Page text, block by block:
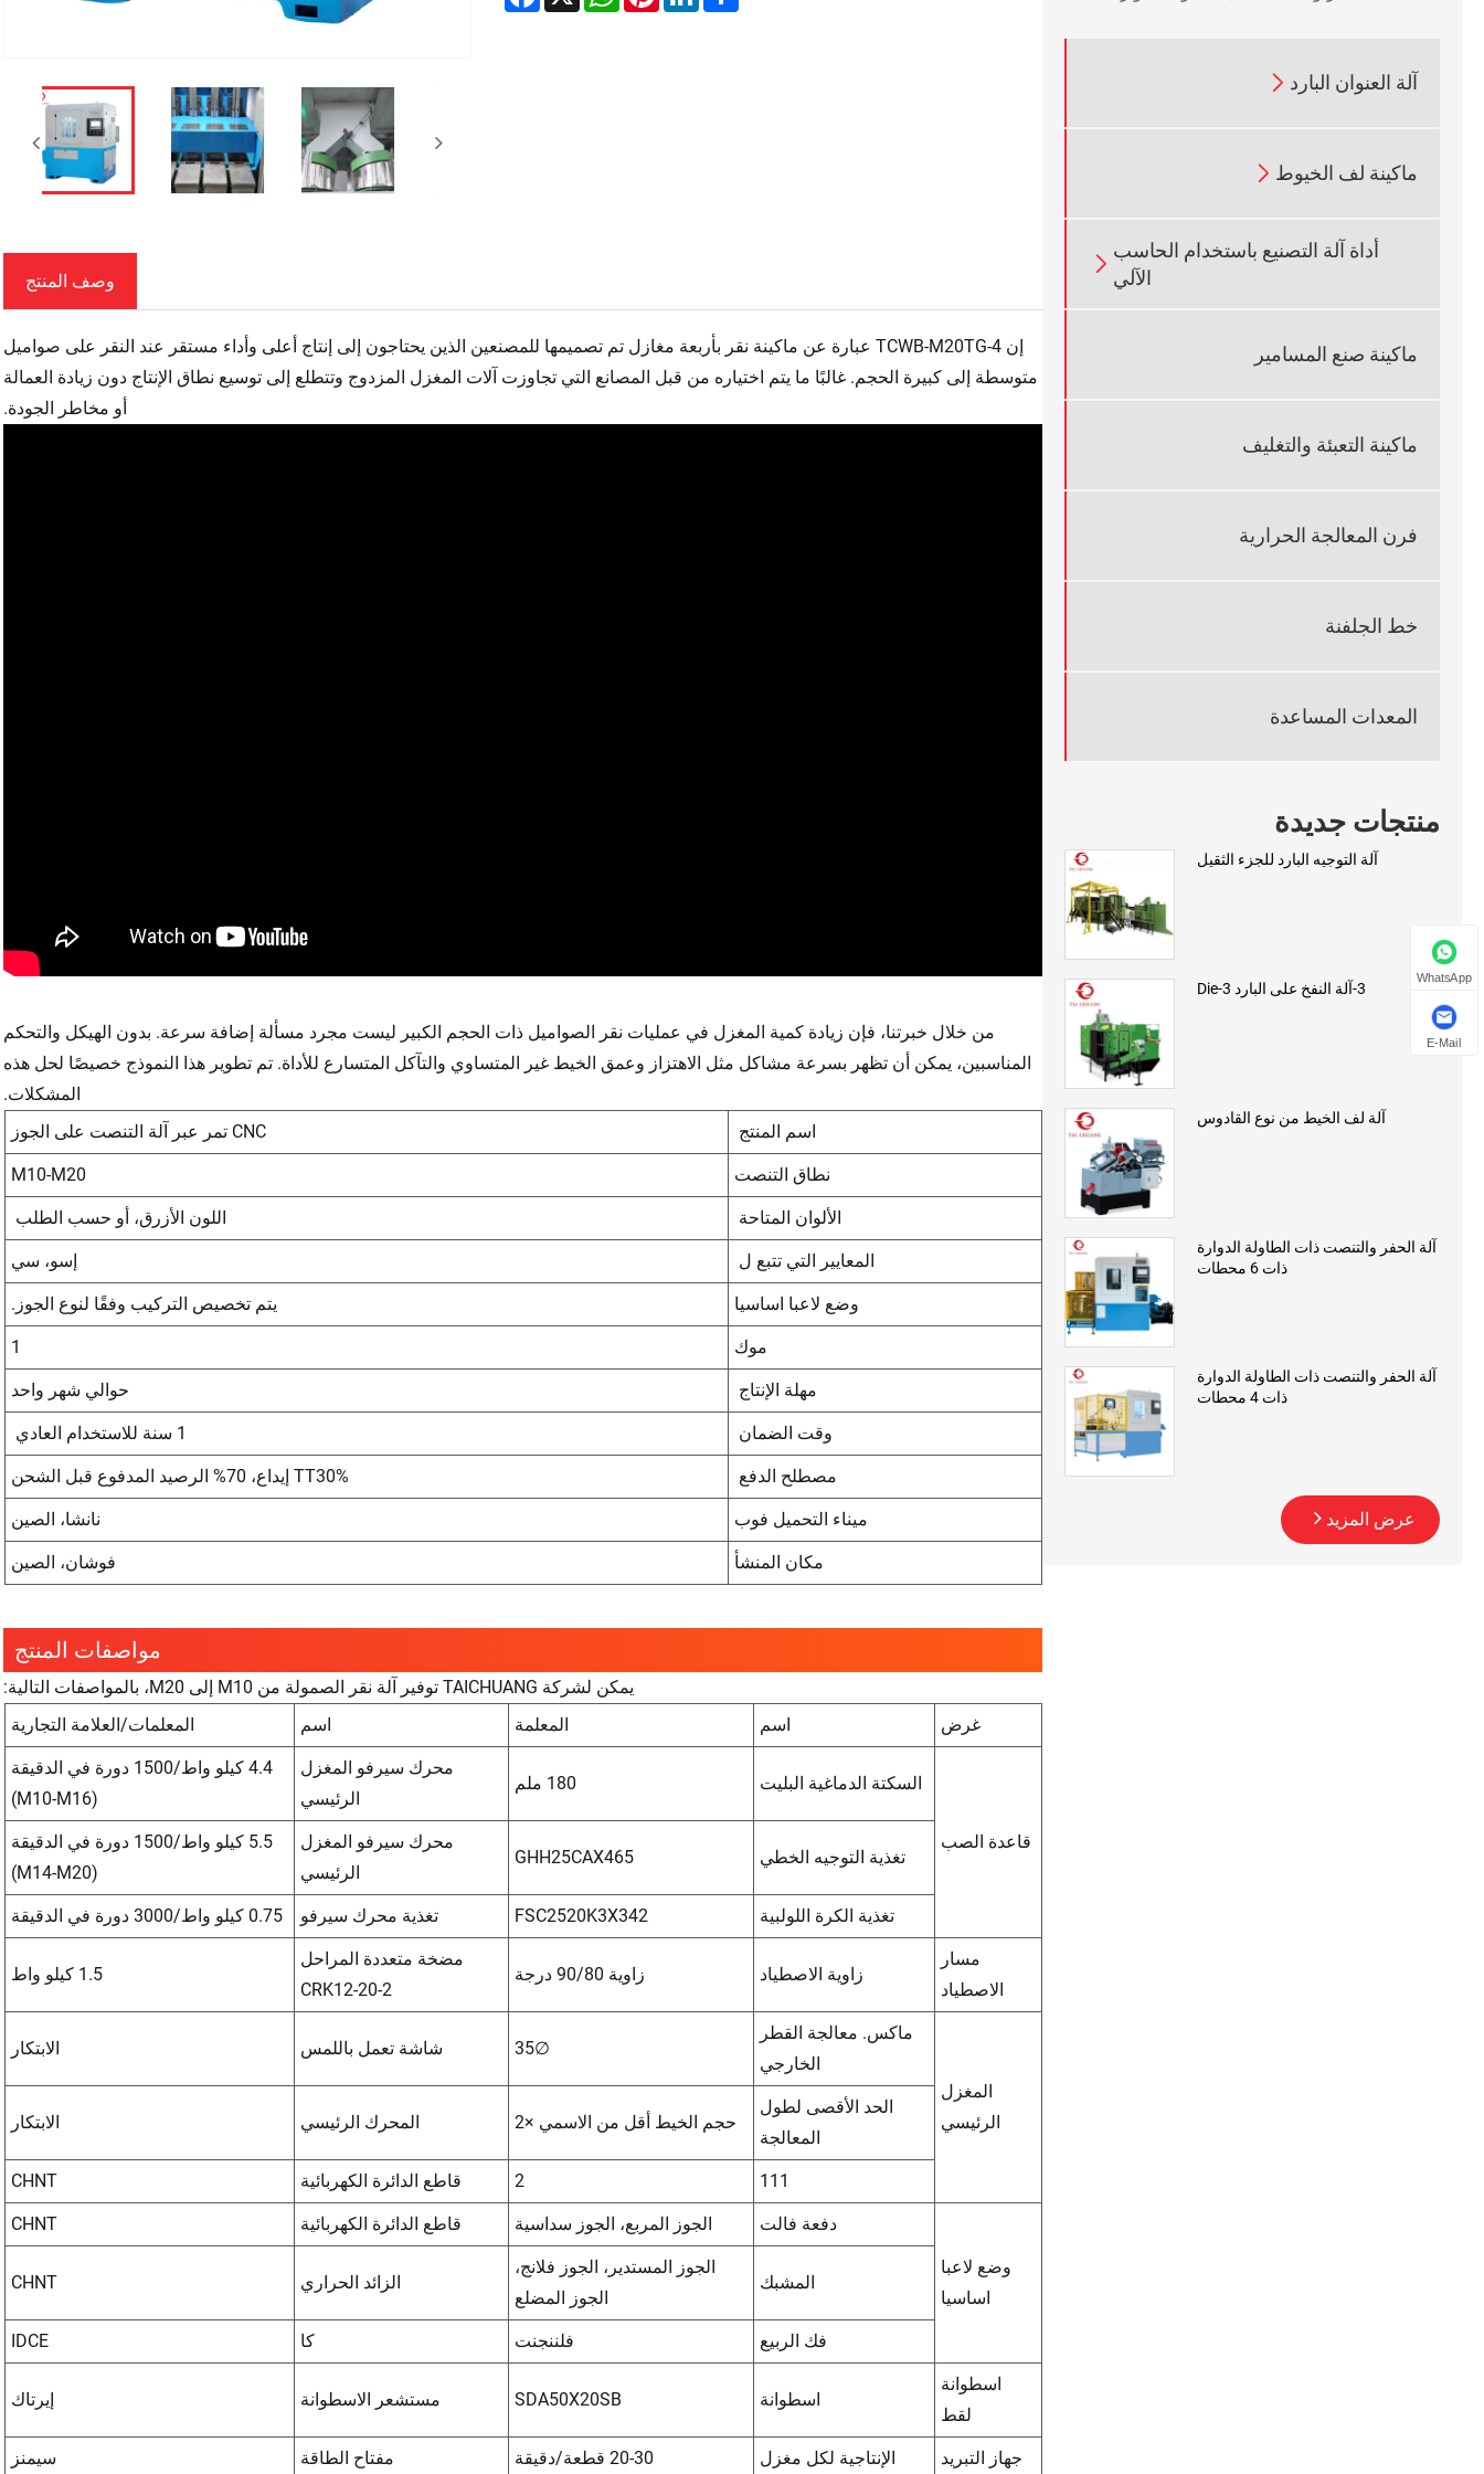
آلة العنوان البارد 
ماكينة لف الخيوط 
أداة آلة التصنيع باستخدام الحاسب
الآلي

ماكينة صنع المسامير
ماكينة التعبئة والتغليف
فرن المعالجة الحرارية
خط الجلفنة
المعدات المساعدة
منتجات جديدة
آلة التوجيه البارد للجزء الثقيل
3-آلة النفخ على البارد 3-Die
آلة لف الخيط من نوع القادوس
آلة الحفر والتنصت ذات الطاولة الدوارة
ذات 6 محطات
آلة الحفر والتنصت ذات الطاولة الدوارة
ذات 4 محطات
عرض المزيد
وصف المنتج
إن TCWB-M20TG-4 عبارة عن ماكينة نقر بأربعة مغازل تم تصميمها للمصنعين الذين يحتاجون إلى إنتاج أعلى وأداء مستقر عند النقر على صواميل
متوسطة إلى كبيرة الحجم. غالبًا ما يتم اختياره من قبل المصانع التي تجاوزت آلات المغزل المزدوج وتتطلع إلى توسيع نطاق الإنتاج دون زيادة العمالة
أو مخاطر الجودة.
من خلال خبرتنا، فإن زيادة كمية المغزل في عمليات نقر الصواميل ذات الحجم الكبير ليست مجرد مسألة إضافة سرعة. بدون الهيكل والتحكم
المناسبين، يمكن أن تظهر بسرعة مشاكل مثل الاهتزاز وعمق الخيط غير المتساوي والتآكل المتسارع للأداة. تم تطوير هذا النموذج خصيصًا لحل هذه
المشكلات.
اسم المنتج
CNC تمر عبر آلة التنصت على الجوز
نطاق التنصت M10-M20
الألوان المتاحة اللون الأزرق، أو حسب الطلب
المعايير التي تتبع ل إسو، سي
وضع لاعبا اساسيا يتم تخصيص التركيب وفقًا لنوع الجوز.
موك 1
مهلة الإنتاج حوالي شهر واحد
وقت الضمان 1 سنة للاستخدام العادي
مصطلح الدفع TT30% إيداع، 70% الرصيد المدفوع قبل الشحن
ميناء التحميل فوب نانشا، الصين
مكان المنشأ فوشان، الصين
مواصفات المنتج
يمكن لشركة TAICHUANG توفير آلة نقر الصمولة من M10 إلى M20، بالمواصفات التالية:
غرض
اسم المعلمة اسم المعلمات/العلامة التجارية
قاعدة الصب
السكتة الدماغية البليت 180 ملم
محرك سيرفو المغزل
الرئيسي
4.4 كيلو واط/1500 دورة في الدقيقة
(M10-M16)
تغذية التوجيه الخطي GHH25CAX465
محرك سيرفو المغزل
الرئيسي
5.5 كيلو واط/1500 دورة في الدقيقة
(M14-M20)
تغذية الكرة اللولبية FSC2520K3X342 تغذية محرك سيرفو 0.75 كيلو واط/3000 دورة في الدقيقة
مسار
الاصطياد
زاوية الاصطياد زاوية 90/80 درجة
مضخة متعددة المراحل
CRK12-20-2
1.5 كيلو واط
المغزل
الرئيسي
ماكس. معالجة القطر
الخارجي
∅35 شاشة تعمل باللمس الابتكار
الحد الأقصى لطول
المعالجة
حجم الخيط أقل من الاسمي ×2 المحرك الرئيسي الابتكار
2 قاطع الدائرة الكهربائية CHNT
وضع لاعبا
اساسيا
دفعة فالت الجوز المربع، الجوز سداسية قاطع الدائرة الكهربائية CHNT
المشبك
الجوز المستدير، الجوز فلانج،
الجوز المضلع
الزائد الحراري CHNT
فك الربيع فلننجنت كا IDCE
اسطوانة
لقط
اسطوانة SDA50X20SB مستشعر الاسطوانة إيرتاك
جهاز التبريد الإنتاجية لكل مغزل 20-30 قطعة/دقيقة مفتاح الطاقة سيمنز
WhatsApp
E-Mail